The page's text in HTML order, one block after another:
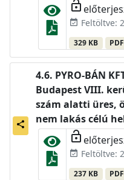
lock_open
event_available Feltöltve:
329 KB
share
PYRO-BÁN
Budapest VIII.
szám alatti üres,
nem lakás célú
lock_open
event_available Feltöltve:
237 KB